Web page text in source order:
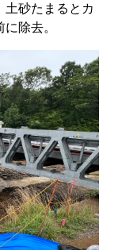
土砂たまるとカ
除去。